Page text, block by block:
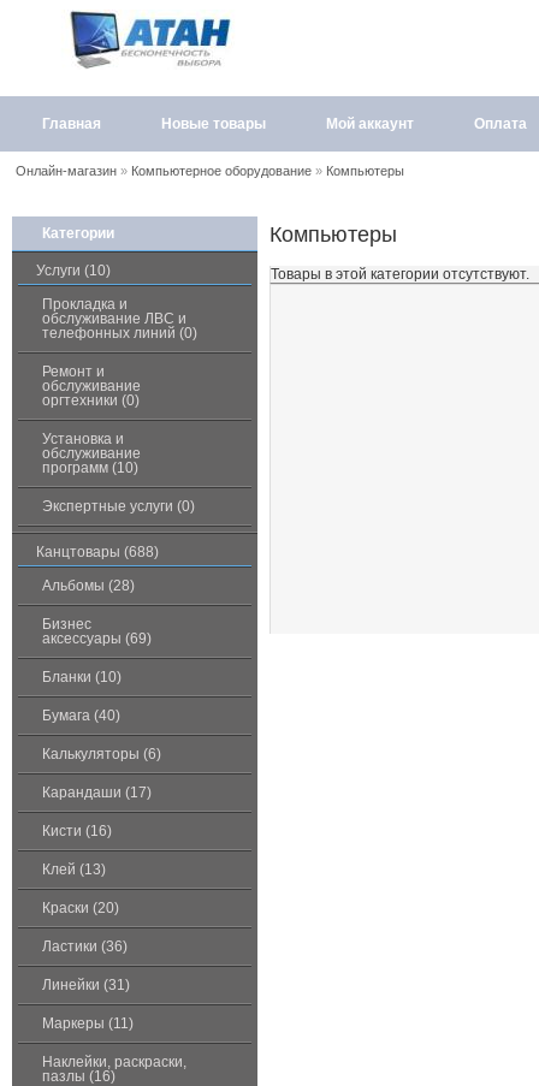
Главная Новые товары Мой аккаунт Оплата
Онлайн-магазин» Компьютерное оборудование» Компьютеры
Категории
Услуги (10)
Прокладка и
обслуживание ЛВС и
телефонных линий (0)
Ремонт и
обслуживание
оргтехники (0)
Установка и
обслуживание
программ (10)
Экспертные услуги (0)
Канцтовары (688)
Альбомы (28)
Бизнес
аксессуары (69)
Бланки (10)
Бумага (40)
Калькуляторы (6)
Карандаши (17)
Кисти (16)
Клей (13)
Краски (20)
Ластики (36)
Линейки (31)
Маркеры (11)
Наклейки, раскраски,
пазлы (16)
Компьютеры
Товары в этой категории отсутствуют.